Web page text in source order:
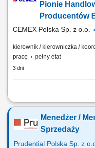
opartych na wspólnych
Pionie
Producentów
CEMEX Polska Sp. z o.o.
kierownik / kierowniczka /
pracę
pełny etat
3 dni
Cel stanowiska Kierownik
celów biznesowych poprzez
relacji z obecnymi Partnerami
Menedżer /
Sprzedaży
Prudential Polska Sp. z